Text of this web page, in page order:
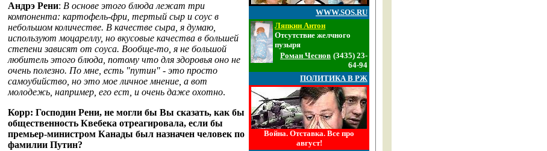
Андрэ Рени: В основе этого блюда лежат три
компонента: картофель-фри, тертый сыр и соус в
небольшом количестве. В качестве сыра, я думаю,
используют моцареллу, но вкусовые качества в большей
степени зависят от соуса. Вообще-то, я не большой
любитель этого блюда, потому что для здоровья оно не
очень полезно. По мне, есть "путин" - это просто
самоубийство, но это мое личное мнение, а вот
молодежь, например, его ест, и очень даже охотно.
Корр: Господин Рени, не могли бы Вы сказать, как бы
общественность Квебека отреагировала, если бы
премьер-министром Канады был назначен человек по
фамилии Путин?
WWW.SOS.RU
Ляпкин Антон
Отсутствие желчного
пузыря
Роман Чеснов (3435) 23-
64-94
ПОЛИТИКА В РЖ
Война. Отставка. Все про
август!